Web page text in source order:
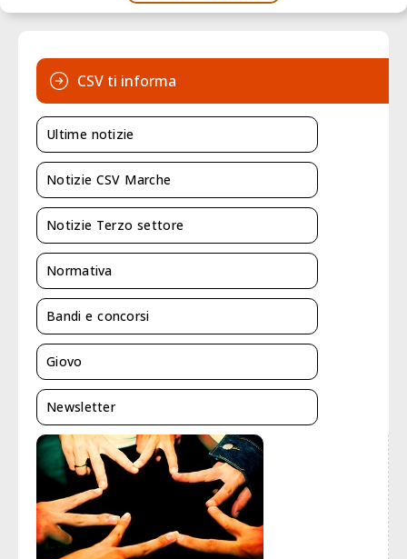
CSV ti informa
Ultime notizie
Notizie CSV Marche
Notizie Terzo settore
Normativa
Bandi e concorsi
Giovo
Newsletter